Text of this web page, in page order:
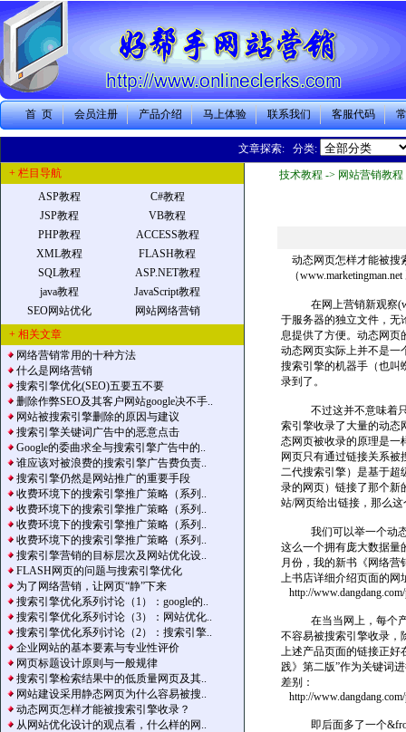
首 页 会员注册 产品介绍 马上体验 联系我们 客服代码
文章探索: 分类:
+ 栏目导航
ASP教程
C#教程
JSP教程
VB教程
PHP教程
ACCESS教程
XML教程
FLASH教程
SQL教程
ASP.NET教程
java教程
JavaScript教程
SEO网站优化
网站网络营销
+ 相关文章
网络营销常用的十种方法
什么是网络营销
搜索引擎优化(SEO)五要五不要
删除作弊SEO及其客户网站google决不手..
网站被搜索引擎删除的原因与建议
搜索引擎关键词广告中的恶意点击
Google的委曲求全与搜索引擎广告中的..
谁应该对被浪费的搜索引擎广告费负责..
搜索引擎仍然是网站推广的重要手段
收费环境下的搜索引擎推广策略（系列..
收费环境下的搜索引擎推广策略（系列..
收费环境下的搜索引擎推广策略（系列..
收费环境下的搜索引擎推广策略（系列..
搜索引擎营销的目标层次及网站优化设..
FLASH网页的问题与搜索引擎优化
为了网络营销，让网页“静”下来
搜索引擎优化系列讨论（1）：google的..
搜索引擎优化系列讨论（3）：网站优化..
搜索引擎优化系列讨论（2）：搜索引擎..
企业网站的基本要素与专业性评价
网页标题设计原则与一般规律
搜索引擎检索结果中的低质量网页及其..
网站建设采用静态网页为什么容易被搜..
动态网页怎样才能被搜索引擎收录？
从网站优化设计的观点看，什么样的网..
技术教程 -> 网站营销教程
动态网页怎样才能被搜
（
在网上营销新观察
于服务器的独立文件，无
息提供了方便。动态网页
动态网页实际上并不是一
搜索引擎的机器手（也叫
录到了。
不过这并不意味着只要
索引擎收录了大量的动态
态网页被收录的原理是一
网页只有通过链接关系被
二代搜索引擎）是基于超
录的网页）链接了那个新
站/网页给出链接，那么
我们可以举一个动态网
这么一个拥有庞大数据量
月份，我的新书《网络
上书店详细介绍页面的网
http://
在当当网上，每个产品
不容易被搜索引擎收录，
上述产品页面的链接正好
践》第二版”作为关键词
差别：
http://
即后面多了一个